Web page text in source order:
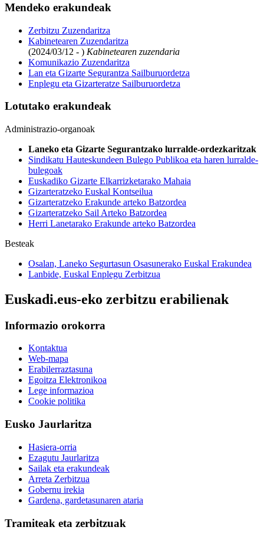
Mendeko erakundeak
Zerbitzu Zuzendaritza
Kabinetearen Zuzendaritza
(2024/03/12 - ) Kabinetearen zuzendaria
Komunikazio Zuzendaritza
Lan eta Gizarte Segurantza Sailburuordetza
Enplegu eta Gizarteratze Sailburuordetza
Lotutako erakundeak
Administrazio-organoak
Laneko eta Gizarte Segurantzako lurralde-ordezkaritzak
Sindikatu Hauteskundeen Bulego Publikoa eta haren lurralde-
bulegoak
Euskadiko Gizarte Elkarrizketarako Mahaia
Gizarteratzeko Euskal Kontseilua
Gizarteratzeko Erakunde arteko Batzordea
Gizarteratzeko Sail Arteko Batzordea
Herri Lanetarako Erakunde arteko Batzordea
Besteak
Osalan, Laneko Segurtasun Osasunerako Euskal Erakundea
Lanbide, Euskal Enplegu Zerbitzua
Euskadi.eus-eko zerbitzu erabilienak
Informazio orokorra
Kontaktua
Web-mapa
Erabilerraztasuna
Egoitza Elektronikoa
Lege informazioa
Cookie politika
Eusko Jaurlaritza
Hasiera-orria
Ezagutu Jaurlaritza
Sailak eta erakundeak
Arreta Zerbitzua
Gobernu irekia
Gardena, gardetasunaren ataria
Tramiteak eta zerbitzuak